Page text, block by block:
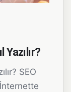
Yazılır?
SEO
İnternette